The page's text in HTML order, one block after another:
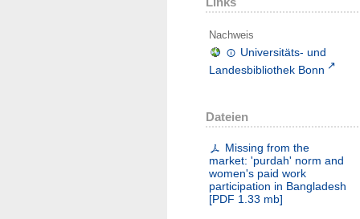
Nachweis
Universitäts- und
Landesbibliothek Bonn
Dateien
Missing from the
market: 'purdah' norm and
women's paid work
participation in Bangladesh
[PDF 1.33 mb]